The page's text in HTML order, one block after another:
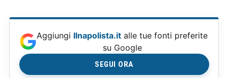
Aggiungi Ilnapolista.it alle tue fonti preferite
su Google
SEGUI ORA